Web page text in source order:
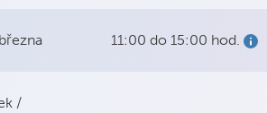
11:00 do 15:00 hod.
/